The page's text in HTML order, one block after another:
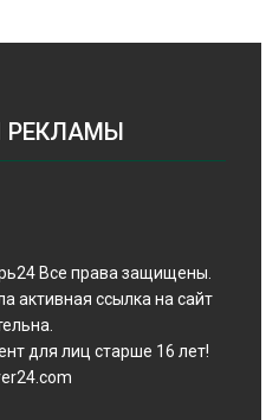
РЕКЛАМЫ
Все права защищены.
активная ссылка на сайт
для лиц старше 16 лет!